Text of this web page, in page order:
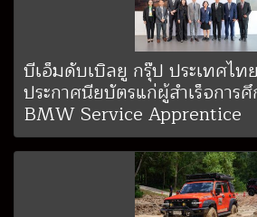
บีเอ็มดับเบิลยู กรุ๊ป ประเทศไท
ประกาศนียบัตรแก่ผู้สำเร็จการศึ
BMW Service Apprentice